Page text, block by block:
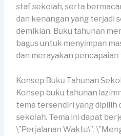
staf sekolah, serta
dan kenangan yang terjadi
demikian. Buku tahunan
bagus untuk menyimpan
dan merayakan
Konsep Buku Tahunan
Konsep buku tahunan
tema tersendiri yang dipilih
sekolah. Tema ini dapat
\”Perjalanan Waktu\”,